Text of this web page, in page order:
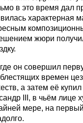
в это время дал
характерная
жюри
он совершил
времен
а затем её
III, в чьём лице
мере, на